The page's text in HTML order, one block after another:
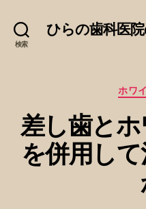
検索
ひらの歯科医
ホワ
差し歯と
を併用し